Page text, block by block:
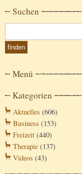
Suchen
Menü
Kategorien
Aktuelles (606)
Business (153)
Freizeit (440)
Therapie (137)
Videos (43)